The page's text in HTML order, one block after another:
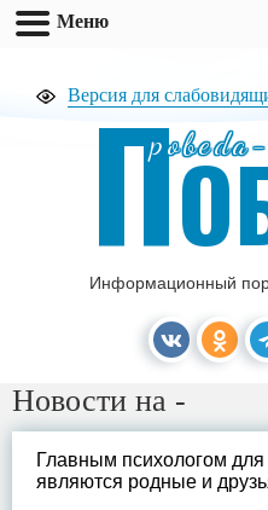
Версия для
П
Информационный
Новости на -
Главным психологом
являются родные и
Меню